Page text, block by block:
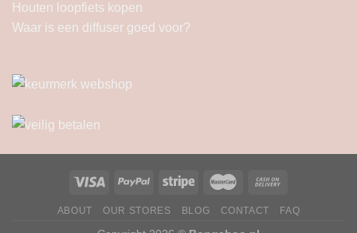
Houten loopfiets kopen
Waar is een diffuser goed voor?
ABOUT OUR STORES BLOG CONTACT FAQ